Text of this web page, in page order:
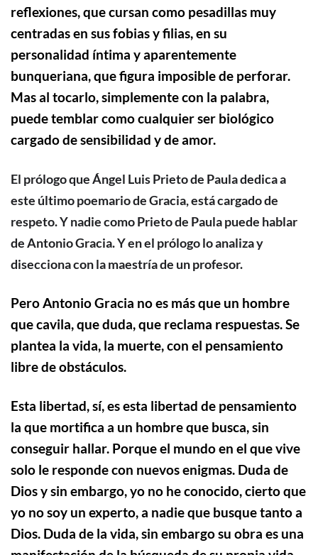
reflexiones, que cursan como pesadillas muy
centradas en sus fobias y filias, en su
personalidad íntima y aparentemente
bunqueriana, que figura imposible de perforar.
Mas al tocarlo, simplemente con la palabra,
puede temblar como cualquierser biológico
cargado de sensibilidad y de amor.
El prólogo queÁngel Luis Prieto de Pauladedica a
este último poemario de Gracia, está cargado de
respeto. Y nadie como Prieto de Paula puede hablar
de Antonio Gracia. Y en el prólogo lo analiza y
disecciona con la maestría de un profesor.
Pero Antonio Gracia no es más que un hombre
que cavila, que duda, que reclama respuestas. Se
plantea la vida, la muerte, con el pensamiento
libre de obstáculos.
Esta libertad, sí, es esta libertad de pensamiento
la que mortifica a un hombre que busca, sin
conseguir hallar. Porque el mundo en el que vive
solo le responde con nuevos enigmas. Duda de
Dios y sin embargo, yo no he conocido, cierto que
yo no soy un experto, a nadie que busque tanto a
Dios. Duda de la vida, sin embargo su obra es una